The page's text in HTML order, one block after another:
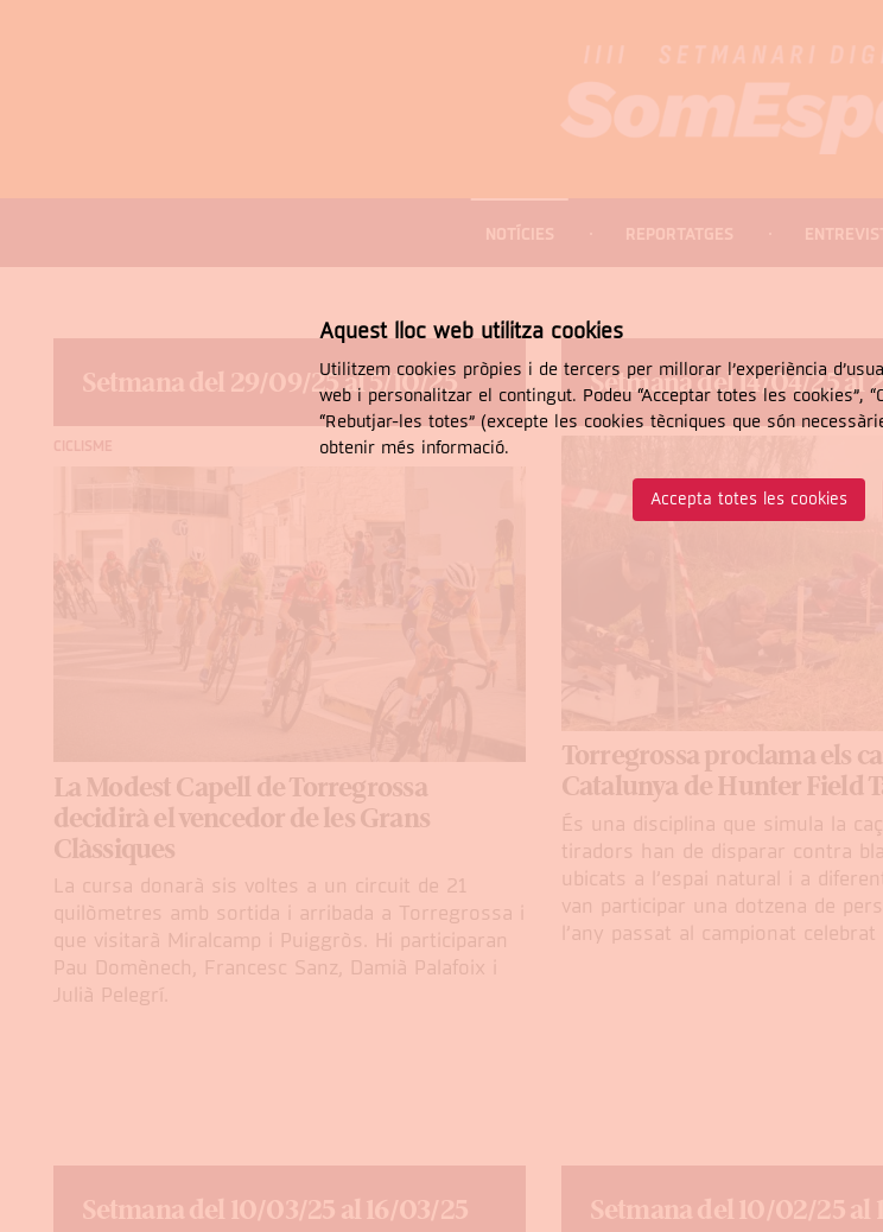
NOTÍCIES REPORTATGES
CERCAR
Setmana del 29/09/25 al 5/10/25
CICLISME
La Modest Capell de Torregrossa
decidirà el vencedor de les Grans
Clàssiques
La cursa donarà sis voltes a un circuit de 21
quilòmetres amb sortida i arribada a Torregrossa i
que visitarà Miralcamp i Puiggròs. Hi participaran
Pau Domènech, Francesc Sanz, Damià Palafoix i
Julià Pelegrí.
Setmana del 14/04/25 al
Torregrossa proclama els
Catalunya de Hunter Field
És una disciplina que simula la
tiradors han de disparar contra
ubicats a l’espai natural i a
van participar una dotzena de
l’any passat al campionat celebrat
Setmana del 10/03/25 al 16/03/25 Setmana del 10/02/25 al
Aquest lloc web utilitza cookies
Utilitzem cookies pròpies i de tercers per millorar l’experiència
web i personalitzar el contingut. Podeu “Acceptar totes les cookies”,
“Rebutjar-les totes” (excepte les cookies tècniques que són
obtenir més informació.
Accepta totes les cookies